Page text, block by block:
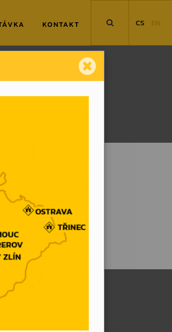
KONTAKT CS EN
lanovky na
kapitola
technických i